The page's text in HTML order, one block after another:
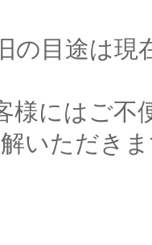
の目途は現
様にはご不
いただき